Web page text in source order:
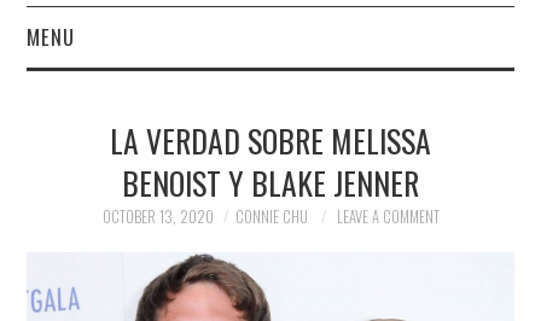
MENU
FINANCE
POLITICS
LA VERDAD SOBRE MELISSA
BENOIST Y BLAKE JENNER
OCTOBER 13, 2020 CONNIE CHU LEAVE A COMMENT